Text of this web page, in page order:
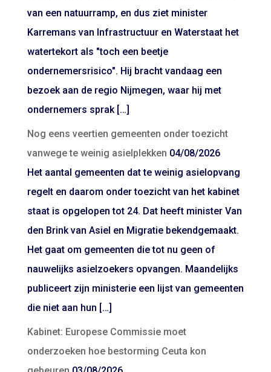
van een natuurramp, en dus ziet minister
Karremans van Infrastructuur en Waterstaat het
watertekort als "toch een beetje
ondernemersrisico". Hij bracht vandaag een
bezoek aan de regio Nijmegen, waar hij met
ondernemers sprak […]
Nog eens veertien gemeenten onder toezicht
vanwege te weinig asielplekken 04/08/2026
Het aantal gemeenten dat te weinig asielopvang
regelt en daarom onder toezicht van het kabinet
staat is opgelopen tot 24. Dat heeft minister Van
den Brink van Asiel en Migratie bekendgemaakt.
Het gaat om gemeenten die tot nu geen of
nauwelijks asielzoekers opvangen. Maandelijks
publiceert zijn ministerie een lijst van gemeenten
die niet aan hun […]
Kabinet: Europese Commissie moet
onderzoeken hoe bestorming Ceuta kon